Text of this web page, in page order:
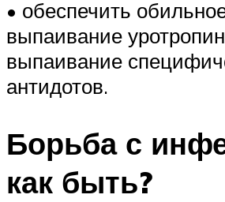
• обеспечить
выпаивание
выпаивание
антидотов.
Борьба с
как быть?